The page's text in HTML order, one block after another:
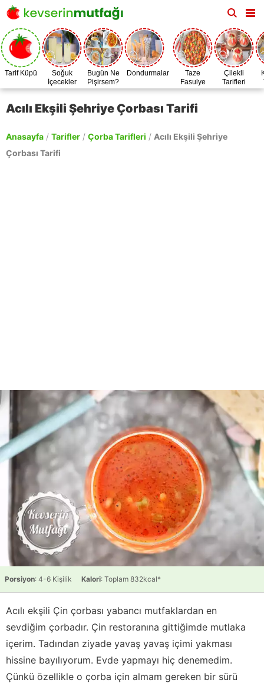
Tarif Küpü
Soğuk
İçecekler
Bugün Ne
Pişirsem?
Dondurmalar
Taze
Fasulye
Zamanı
Çilekli
Tarifleri
Acılı Ekşili Şehriye Çorbası Tarifi
Anasayfa / Tarifler / Çorba Tarifleri / Acılı Ekşili Şehriye
Çorbası Tarifi
Porsiyon: 4-6 Kişilik Kalori: Toplam 832kcal*
Acılı ekşili Çin çorbası yabancı mutfaklardan en
sevdiğim çorbadır. Çin restoranına gittiğimde mutlaka
içerim. Tadından ziyade yavaş yavaş içimi yakması
hissine bayılıyorum. Evde yapmayı hiç denemedim.
Çünkü özellikle o çorba için almam gereken bir sürü